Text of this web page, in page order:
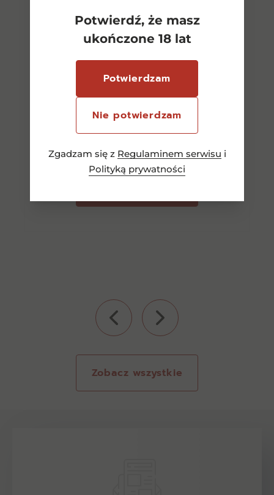
Potwierdź, że masz
ukończone 18 lat
Potwierdzam
Nie potwierdzam
Zgadzam się z Regulaminem serwisu i
Polityką prywatności
27,00zł
Zobacz wszystkie